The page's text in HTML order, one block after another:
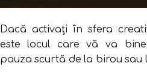
Dacă activați în sfera
este locul care vă va
pauza scurtă de la birou sau